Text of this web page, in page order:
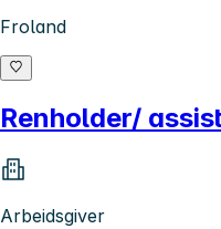
Froland
Renholder/
Arbeidsgiver